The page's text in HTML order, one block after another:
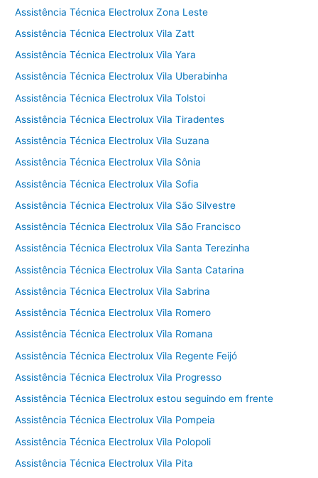
Assistência Técnica Electrolux Zona Leste
Assistência Técnica Electrolux Vila Zatt
Assistência Técnica Electrolux Vila Yara
Assistência Técnica Electrolux Vila Uberabinha
Assistência Técnica Electrolux Vila Tolstoi
Assistência Técnica Electrolux Vila Tiradentes
Assistência Técnica Electrolux Vila Suzana
Assistência Técnica Electrolux Vila Sônia
Assistência Técnica Electrolux Vila Sofia
Assistência Técnica Electrolux Vila São Silvestre
Assistência Técnica Electrolux Vila São Francisco
Assistência Técnica Electrolux Vila Santa Terezinha
Assistência Técnica Electrolux Vila Santa Catarina
Assistência Técnica Electrolux Vila Sabrina
Assistência Técnica Electrolux Vila Romero
Assistência Técnica Electrolux Vila Romana
Assistência Técnica Electrolux Vila Regente Feijó
Assistência Técnica Electrolux Vila Progresso
Assistência Técnica Electrolux estou seguindo em frente
Assistência Técnica Electrolux Vila Pompeia
Assistência Técnica Electrolux Vila Polopoli
Assistência Técnica Electrolux Vila Pita